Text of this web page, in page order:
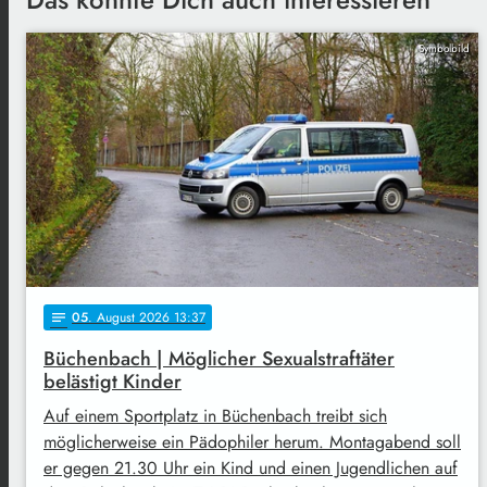
Symbolbild
notes 05. August 2026 13:37
Büchenbach | Möglicher Sexualstraftäter
belästigt Kinder
Auf einem Sportplatz in Büchenbach treibt sich
möglicherweise ein Pädophiler herum. Montagabend soll
er gegen 21.30 Uhr ein Kind und einen Jugendlichen auf